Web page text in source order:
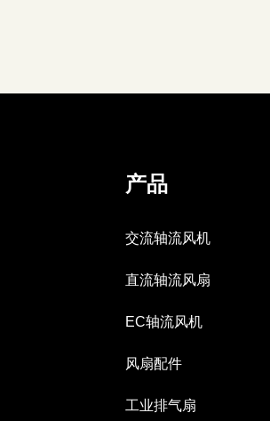
产品
交流轴流风机
直流轴流风扇
EC轴流风机
风扇配件
工业排气扇